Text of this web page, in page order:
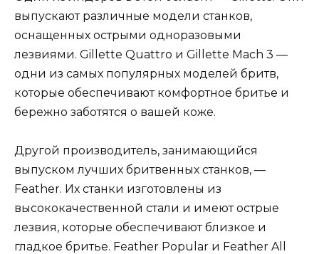
выпускают различные модели станков,
оснащенных острыми одноразовыми
лезвиями. Gillette Quattro и Gillette Mach 3 —
одни из самых популярных моделей бритв,
которые обеспечивают комфортное бритье и
бережно заботятся о вашей коже.
Другой производитель, занимающийся
выпуском лучших бритвенных станков, —
Feather. Их станки изготовлены из
высококачественной стали и имеют острые
лезвия, которые обеспечивают близкое и
гладкое бритье. Feather Popular и Feather All